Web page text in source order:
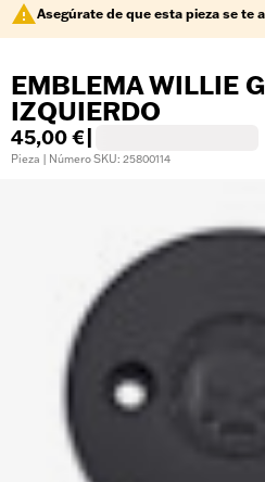
Asegúrate de que esta pieza se te
EMBLEMA WILLIE
IZQUIERDO
45,00 €
Pieza | Número SKU: 25800114